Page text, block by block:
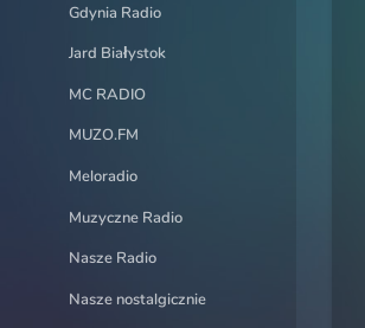
Gdynia Radio
Jard Białystok
MC RADIO
MUZO.FM
Meloradio
Muzyczne Radio
Nasze Radio
Nasze nostalgicznie